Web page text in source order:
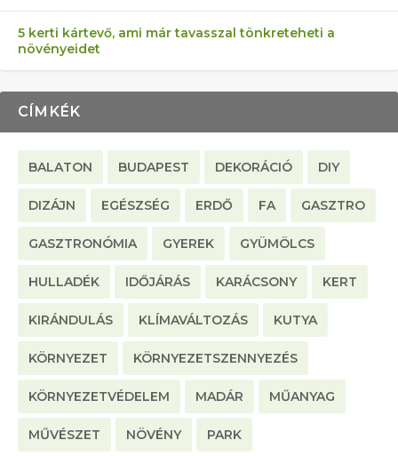
5 kerti kártevő, ami már tavasszal tönkreteheti a
növényeidet
CÍMKÉK
BALATON BUDAPEST DEKORÁCIÓ DIY
DIZÁJN EGÉSZSÉG ERDŐ FA GASZTRO
GASZTRONÓMIA GYEREK GYÜMÖLCS
HULLADÉK IDŐJÁRÁS KARÁCSONY KERT
KIRÁNDULÁS KLÍMAVÁLTOZÁS KUTYA
KÖRNYEZET KÖRNYEZETSZENNYEZÉS
KÖRNYEZETVÉDELEM MADÁR MŰANYAG
MŰVÉSZET NÖVÉNY PARK